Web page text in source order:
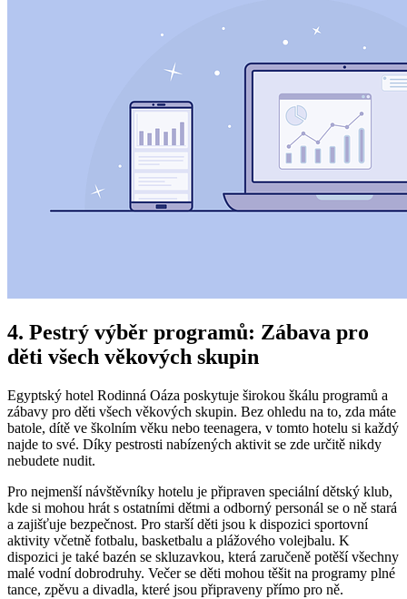
4. Pestrý výběr programů: Zábava pro
děti všech věkových skupin
Egyptský hotel Rodinná Oáza poskytuje širokou škálu programů a
zábavy pro děti všech věkových skupin. Bez ohledu na to, zda máte
batole, dítě ve školním věku nebo teenagera, v tomto hotelu si každý
najde to své. Díky pestrosti nabízených aktivit se zde určitě nikdy
nebudete nudit.
Pro nejmenší návštěvníky hotelu je připraven speciální dětský klub,
kde si mohou hrát s ostatními dětmi a odborný personál se o ně stará
a zajišťuje bezpečnost. Pro starší děti jsou k dispozici sportovní
aktivity včetně fotbalu, basketbalu a plážového volejbalu. K
dispozici je také bazén se skluzavkou, která zaručeně potěší všechny
malé vodní dobrodruhy. Večer se děti mohou těšit na programy plné
tance, zpěvu a divadla, které jsou připraveny přímo pro ně.